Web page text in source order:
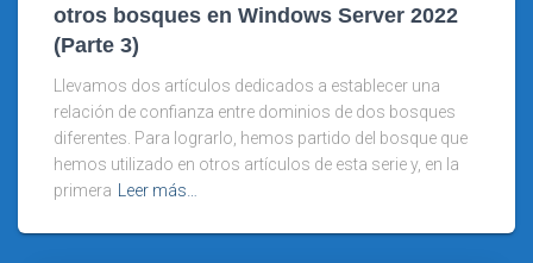
otros bosques en Windows Server 2022
(Parte 3)
Llevamos dos artículos dedicados a establecer una
relación de confianza entre dominios de dos bosques
diferentes. Para lograrlo, hemos partido del bosque que
hemos utilizado en otros artículos de esta serie y, en la
primera Leer más…